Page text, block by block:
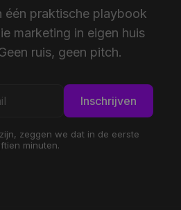
één praktische playbook
marketing in eigen huis
ruis, geen pitch.
Inschrijven
zeggen we dat in de eerste
minuten.